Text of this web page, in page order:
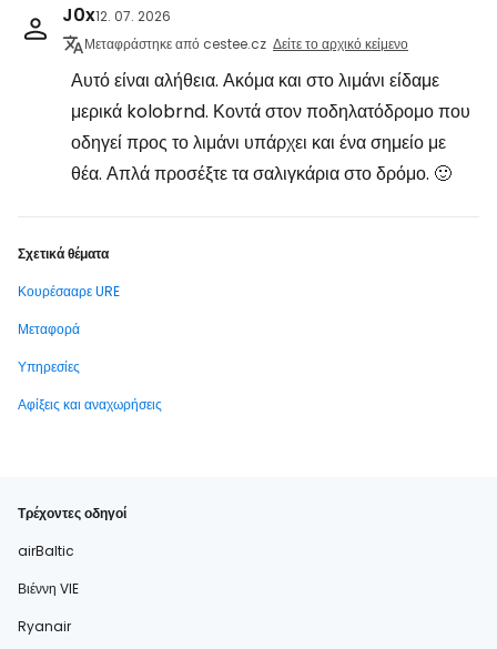
J0x12. 07. 2026
Μεταφράστηκε από cestee.cz Δείτε το αρχικό κείμενο
Αυτό είναι αλήθεια. Ακόμα και στο λιμάνι είδαμε
μερικά kolobrnd. Κοντά στον ποδηλατόδρομο που
οδηγεί προς το λιμάνι υπάρχει και ένα σημείο με
θέα. Απλά προσέξτε τα σαλιγκάρια στο δρόμο. 🙂
Σχετικά θέματα
Κουρέσααρε URE
Μεταφορά
Υπηρεσίες
Αφίξεις και αναχωρήσεις
Τρέχοντες οδηγοί
airBaltic
Βιέννη VIE
Ryanair